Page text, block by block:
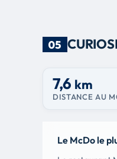
05
7,6 km
DISTANCE AU
Le McDo le